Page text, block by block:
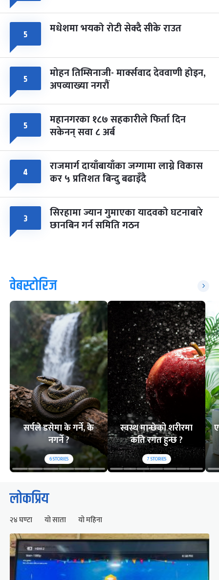
५ मधेशमा भयको रोटी सेक्दै सीके राउत
५ मोहन तिम्सिनाजी- मार्क्सवाद देववाणी होइन,
अपव्याख्या नगरौं
५ महानगरका १८७ सहकारीले फिर्ता दिन
सकेनन् सवा ८ अर्ब
४ राजमार्ग दायाँबायाँका जग्गामा लाग्ने विकास
कर ५ प्रतिशत बिन्दु बढाइँदै
३ सिरहामा ज्यान गुमाएका यादवको घटनाबारे
छानबिन गर्न समिति गठन
वेबस्टोरिज
सर्पले डसेमा के गर्ने, के
नगर्ने ?
6STORIES
स्वस्थ मान्छेको शरीरमा
कति रगत हुन्छ ?
7STORIES
लोकप्रिय
२४ घण्टा यो साता यो महिना